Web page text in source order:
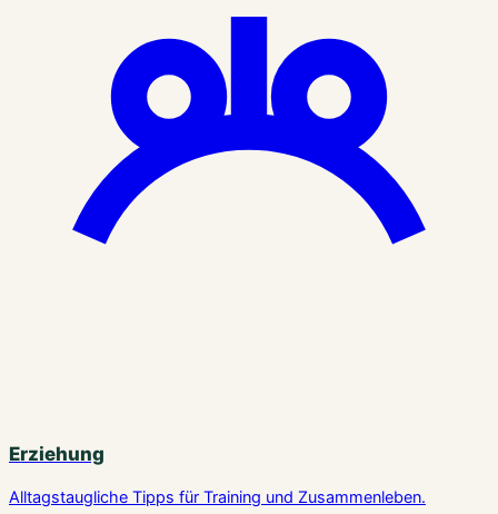
Erziehung
Alltagstaugliche Tipps für Training und Zusammenleben.